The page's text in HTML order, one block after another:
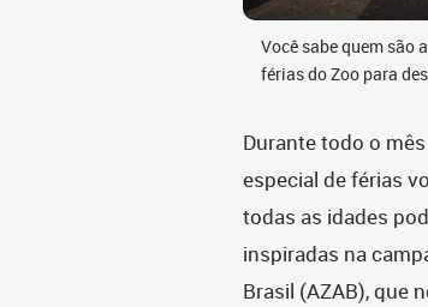
Você sabe quem são
férias do Zoo para
Durante todo o
especial de férias
todas as idades
inspiradas na
Brasil (AZAB), que